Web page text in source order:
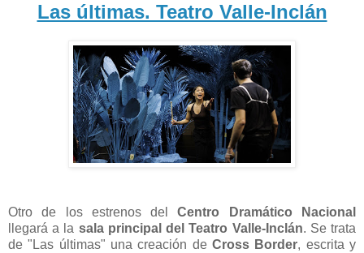
Las últimas. Teatro Valle-Inclán
Otro de los estrenos delCentro Dramático Nacional
llegará a la sala principal del Teatro Valle-Inclán. Se trata
de "Las últimas" unacreación deCross Border, escrita y